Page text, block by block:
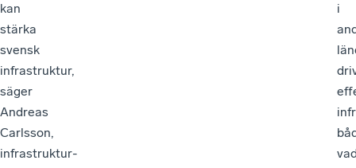
kan
stärka
svensk
infrastruktur,
säger
Andreas
Carlsson,
infrastruktur-
i